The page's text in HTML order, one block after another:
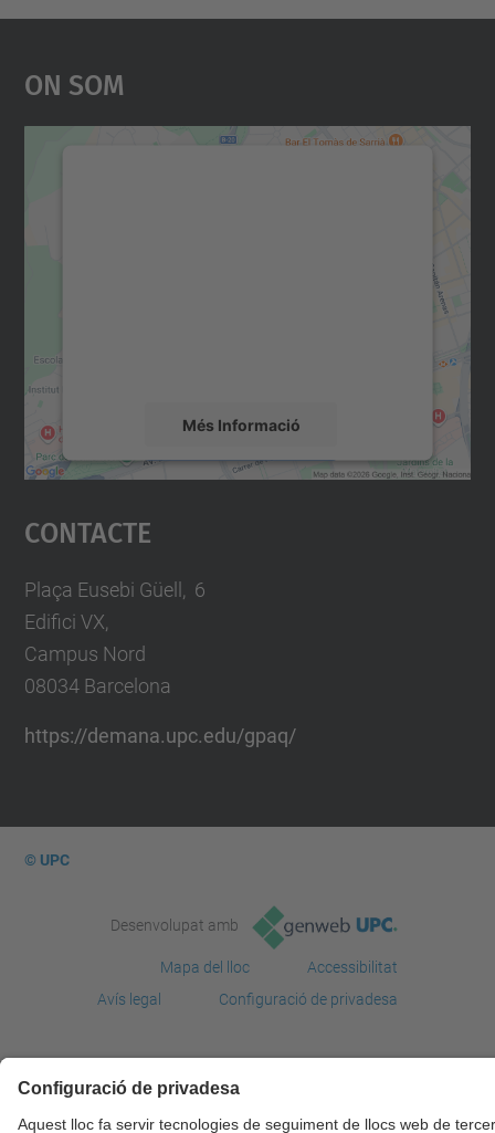
On Som
Més Informació
Accepta
powered by
Contacte
Plaça Eusebi Güell, 6
Edifici VX,
Campus Nord
08034 Barcelona
https://demana.upc.edu/gpaq/
© UPC
Desenvolupat amb
Mapa del lloc
Accessibilitat
Avís legal
Configuració de privadesa